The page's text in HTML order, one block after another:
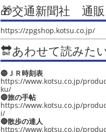
🎁交通新聞社 通販
https://zpgshop.kotsu.co.jp/
🔛あわせて読みた
🔵ＪＲ時刻表
https://www.kotsu.co.jp/
ku/
🔵旅の手帖
https://www.kotsu.co.jp/
i/
🔵散歩の達人
https://www.kotsu.co.jp/